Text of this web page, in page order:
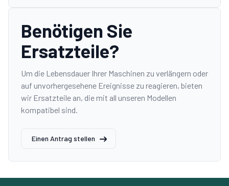
Benötigen Sie
Ersatzteile?
Um die Lebensdauer Ihrer Maschinen zu verlängern oder
auf unvorhergesehene Ereignisse zu reagieren, bieten
wir Ersatzteile an, die mit all unseren Modellen
kompatibel sind.
Einen Antrag stellen